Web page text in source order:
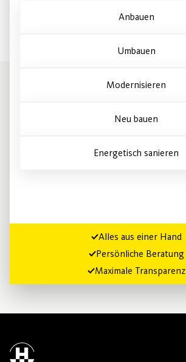
Anbauen
Umbauen
Modernisieren
Neu bauen
Energetisch sanieren
Alles aus einer Hand
Persönliche Beratung
Maximale Transparenz